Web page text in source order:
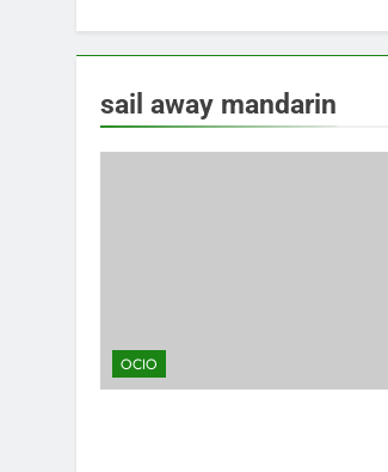
sail away mandarin
OCIO